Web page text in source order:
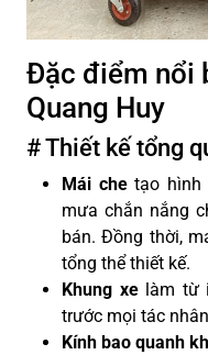
Đặc điểm nổi
Quang Huy
# Thiết kế tổng
Mái chetạo hình
mưa chắn nắng
bán. Đồng thời,
tổng thể thiết kế.
Khung xelàm từ
trước mọi tác
Kính bao quanh